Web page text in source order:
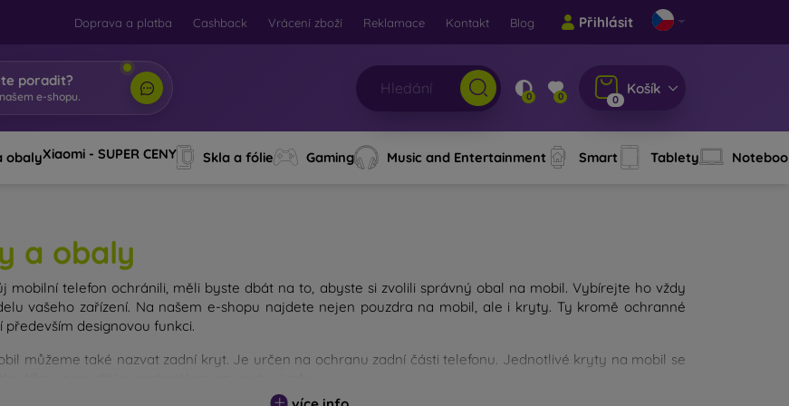
Doprava a platba Cashback Vrácení zboží Reklamace Kontakt Blog Přihlásit
poradit?
0 0 0
Košík
obalyXiaomi - SUPER CENY Skla a fólie Gaming Music and Entertainment Smart Tablety
a obaly
mobilní telefon ochránili, měli byste dbát na to, abyste si zvolili správný obal na mobil. Vybírejte ho vždy
vašeho zařízení. Na našem e-shopu najdete nejen pouzdra na mobil, ale i kryty. Ty kromě ochranné
především designovou funkci.
můžeme také nazvat zadní kryt. Je určen na ochranu zadní části telefonu. Jednotlivé kryty na mobil se